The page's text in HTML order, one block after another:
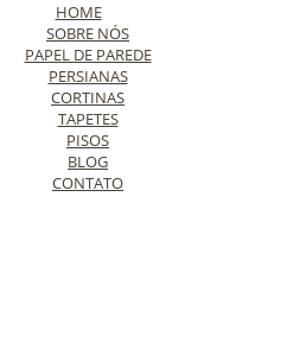
HOME
SOBRE NÓS
PAPEL DE PAREDE
PERSIANAS
CORTINAS
TAPETES
PISOS
BLOG
CONTATO